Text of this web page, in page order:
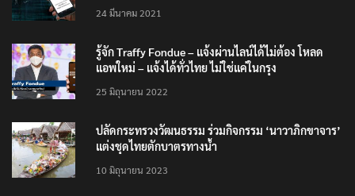
24 มีนาคม 2021
รู้จัก Traffy Fondue – แจ้งผ่านไลน์ได้ไม่ต้อง โหลด
แอพใหม่ – แจ้งได้ทั่วไทย ไม่ใช่แค่ในกรุง
25 มิถุนายน 2022
ปลัดกระทรวงวัฒนธรรม ร่วมกิจกรรม ‘นาวาภิกขาจาร’
แต่งชุดไทยตักบาตรทางน้ำ
10 มิถุนายน 2023